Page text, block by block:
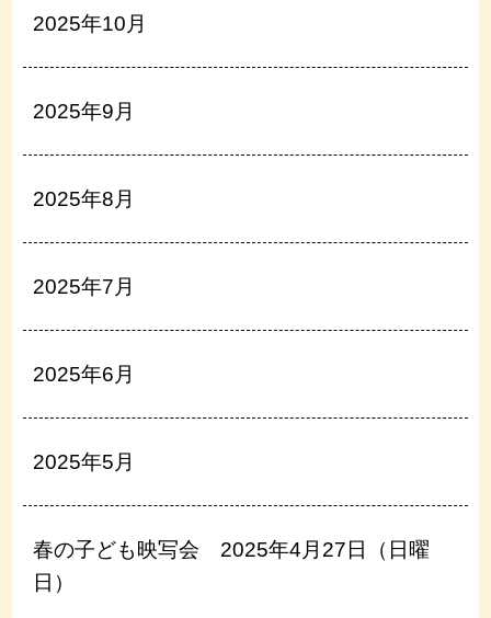
2025年10月
2025年9月
2025年8月
2025年7月
2025年6月
2025年5月
春の子ども映写会 2025年4月27日（日曜
日）